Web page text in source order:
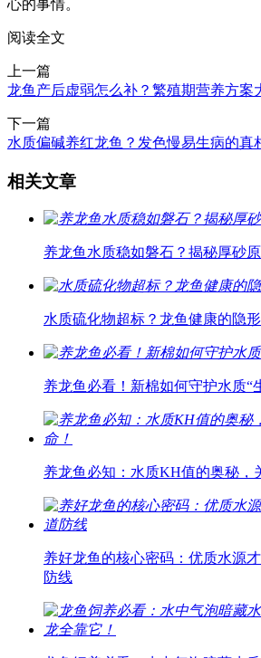
心的事情。
阅读全文
上一篇
龙鱼产后虚弱怎么补？繁殖期营养方案
下一篇
水质偏碱养红龙鱼？发色慢易生病的真
相关文章
养龙鱼水质稳如磐石？揭秘厚砂
水质硫化物超标？龙鱼健康的隐
养龙鱼必看！新棉如何守护水质“
养龙鱼必知：水质KH值的奥秘，
养好龙鱼的核心密码：优质水源
防线